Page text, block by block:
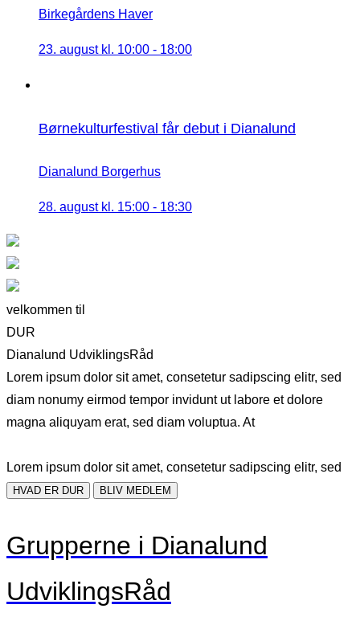
Birkegårdens Haver
23. august kl. 10:00 - 18:00
Børnekulturfestival får debut i Dianalund
Dianalund Borgerhus
28. august kl. 15:00 - 18:30
velkommen til
DUR
Dianalund UdviklingsRåd
Lorem ipsum dolor sit amet, consetetur sadipscing elitr, sed
diam nonumy eirmod tempor invidunt ut labore et dolore
magna aliquyam erat, sed diam voluptua. At
Lorem ipsum dolor sit amet, consetetur sadipscing elitr, sed
HVAD ER DUR BLIV MEDLEM
Grupperne i Dianalund
UdviklingsRåd